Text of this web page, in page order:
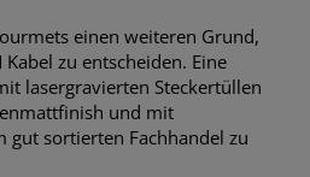
einen weiteren Grund,
Kabel zu entscheiden. Eine
lasergravierten Steckertüllen
und mit
gut sortierten Fachhandel zu